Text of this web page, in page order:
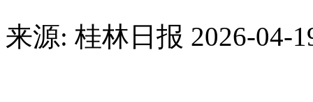
来源: 桂林日报 2026-04-